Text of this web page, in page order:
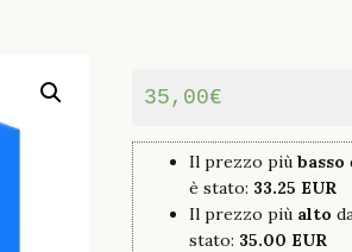
35,00€
Il prezzo piùbasso
è stato: 33.25 EUR
Il prezzo più alto
stato: 35.00 EUR